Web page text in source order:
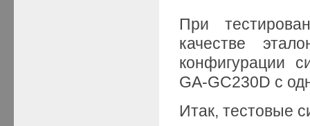
При
качестве
конфигурации
GA-GC230D с
Итак, тестовые